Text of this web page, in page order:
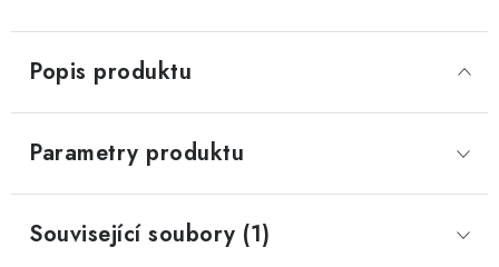
Popis produktu
Parametry produktu
Související soubory (1)